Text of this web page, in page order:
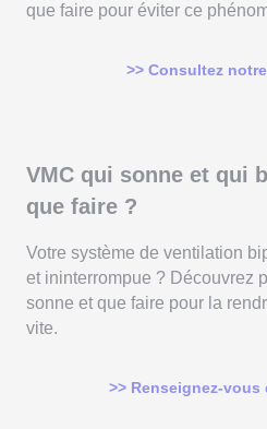
que faire pour éviter ce
>> Consultez
VMC qui sonne et qui
que faire ?
Votre système de ventilation
et ininterrompue ? Découvrez
sonne et que faire pour la
vite.
>> Renseignez-vous